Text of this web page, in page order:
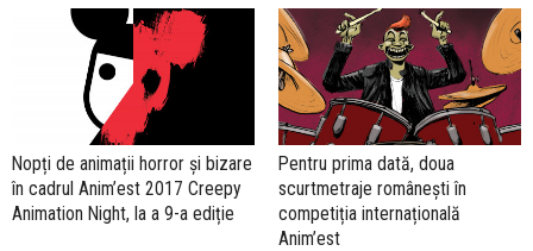
Nopți de animații horror și bizare
în cadrul Anim’est 2017 Creepy
Animation Night, la a 9-a ediție
Pentru prima dată, doua
scurtmetraje românești în
competiția internațională
Anim’est